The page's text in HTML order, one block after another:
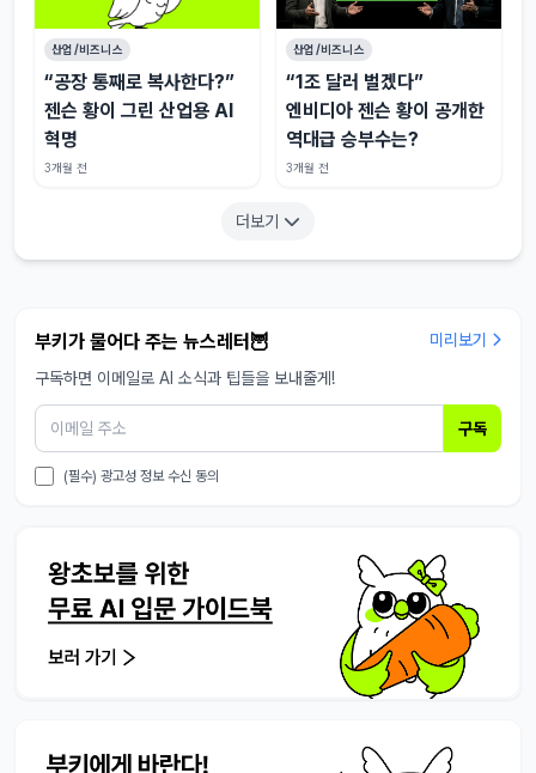
산업/비즈니스
“공장 통째로 복사한다?”
젠슨 황이 그린 산업용 AI
혁명
3개월 전
산업/비즈니스
“1조 달러 벌겠다”
엔비디아 젠슨 황이 공개한
역대급 승부수는?
3개월 전
더보기
부키가 물어다 주는 뉴스레터🦉
미리보기
구독하면 이메일로 AI 소식과 팁들을 보내줄게!
구독
(필수) 광고성 정보 수신 동의